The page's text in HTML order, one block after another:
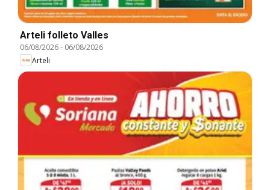
Arteli folleto Valles
06/08/2026- 06/08/2026
Arteli